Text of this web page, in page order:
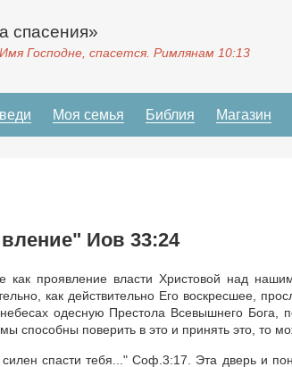
спасения»
Господне, спасется. Римлянам 10:13
Моя семья Библия Магазин
Иов 33:24
как проявление власти Христовой над
как действительно Его воскресшее,
одесную Престола Всевышнего Бога,
способны поверить в это и принять это, то
спасти тебя..." Соф.3:17. Эта дверь и